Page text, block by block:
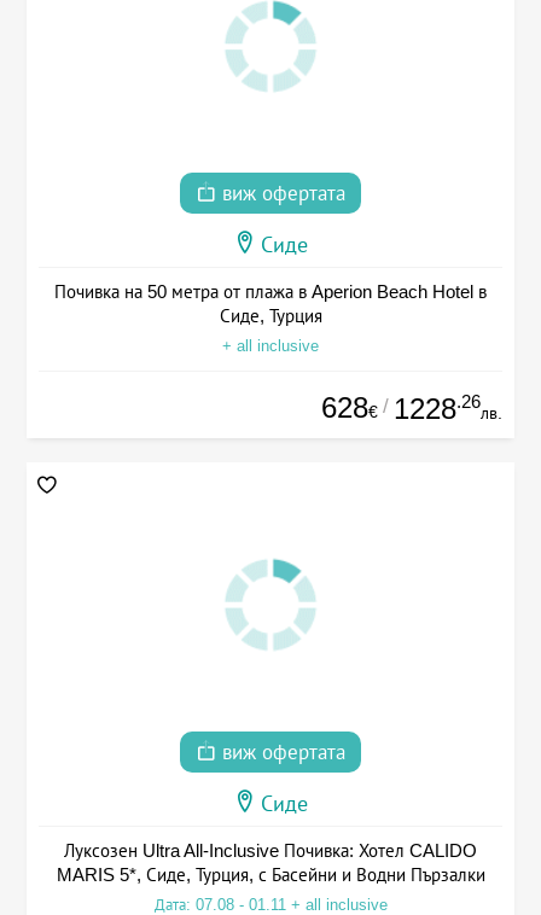
виж офертата
Сиде
Почивка на 50 метра от плажа в Aperion Beach Hotel в
Сиде, Турция
+ all inclusive
628€ / 1228.26
лв.
виж офертата
Сиде
Луксозен Ultra All-Inclusive Почивка: Хотел CALIDO
MARIS 5*, Сиде, Турция, с Басейни и Водни Пързалки
Дата: 07.08 - 01.11 + all inclusive